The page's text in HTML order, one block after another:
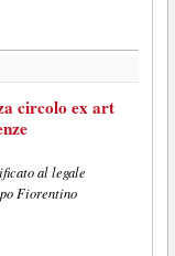
circolo ex art
al legale
Fiorentino